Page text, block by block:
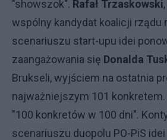
"showszok". Rafał Trzaskowski
wspólny kandydat koalicji rządu
scenariuszu start-upu idei
zaangażowania się Donalda
Brukseli, wyjściem na ostatnia
najważniejszym 101
"100 konkretów w 100 dni".
scenariuszu duopolu PO-PiS